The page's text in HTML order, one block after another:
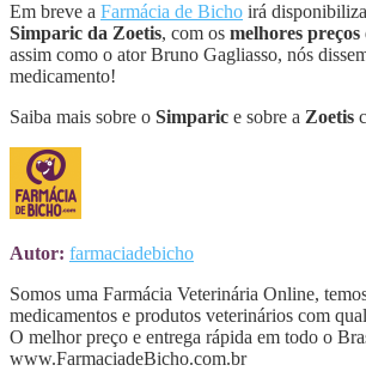
Em breve a Farmácia de Bicho irá
Simparic da Zoetis, com os melhores preços
assim como o ator Bruno Gagliasso, nós
medicamento!
Saiba mais sobre o Simparic e sobre a Zoetis
Autor: farmaciadebicho
Somos uma Farmácia Veterinária Online,
medicamentos e produtos veterinários com
O melhor preço e entrega rápida em todo o
www.FarmaciadeBicho.com.br